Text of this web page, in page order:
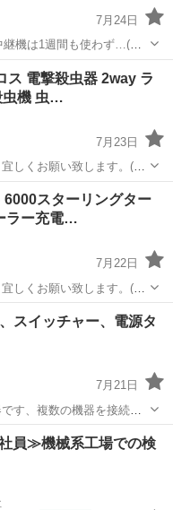
7月24日
要になりました。
ス 電撃殺虫器 2way ラ
虫機 虫…
7月23日
しくお願い致します。(当
》をタップして頂ければ
のでご確認下さいませ。)
6000スターリングター
ラー充電…
7月22日
しくお願い致します。(当
》をタップして頂ければ
のでご確認下さいませ。)
スイッチャー、電源タ
7月21日
す、複数の機器を接続し
です
分配器
員≫機械系工場での検